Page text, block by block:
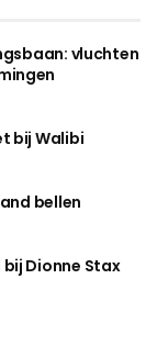
vluchten
bij Walibi
bellen
Dionne Stax